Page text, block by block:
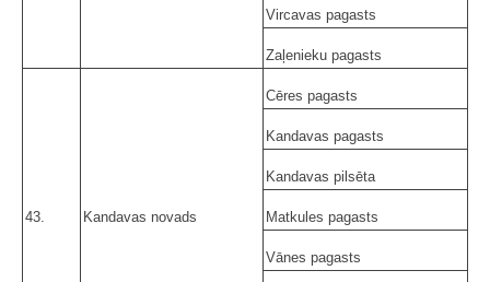
Vircavas pagasts
Zaļenieku pagasts
43. Kandavas novads
Cēres pagasts
Kandavas pagasts
Kandavas pilsēta
Matkules pagasts
Vānes pagasts